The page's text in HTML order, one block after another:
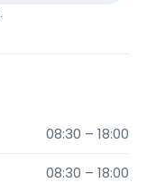
.
08:30 – 18:00
08:30 – 18:00